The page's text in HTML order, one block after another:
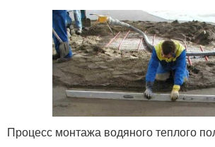
Процесс монтажа водяного теплого